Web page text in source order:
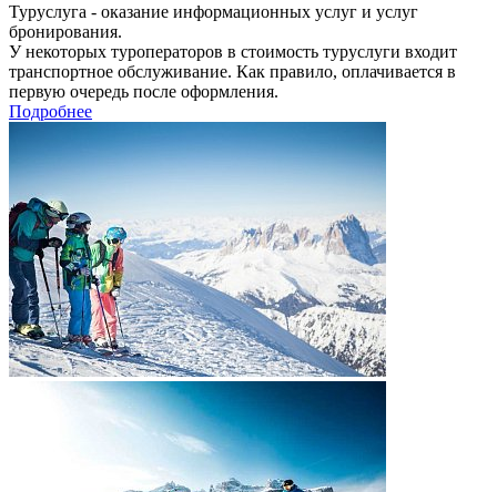
Туруслуга - оказание информационных услуг и услуг
бронирования.
У некоторых туроператоров в стоимость туруслуги входит
транспортное обслуживание. Как правило, оплачивается в
первую очередь после оформления.
Подробнее